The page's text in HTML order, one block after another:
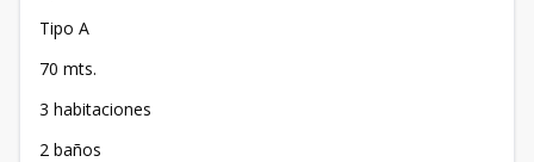
Tipo A
70 mts.
3 habitaciones
2 baños